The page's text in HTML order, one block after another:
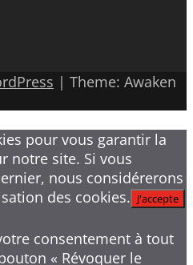
| Theme: Awaken
pour vous garantir la
notre site. Si vous
nous considérerons
des cookies. J'accepte
consentement à tout
« Révoquer le